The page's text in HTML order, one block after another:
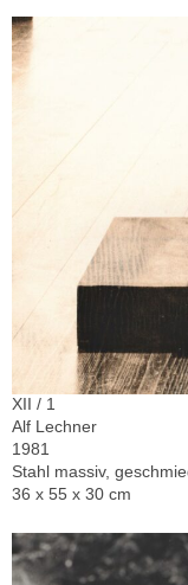
XII / 1
Alf Lechner
1981
Stahl massiv,
36 x 55 x 30 cm